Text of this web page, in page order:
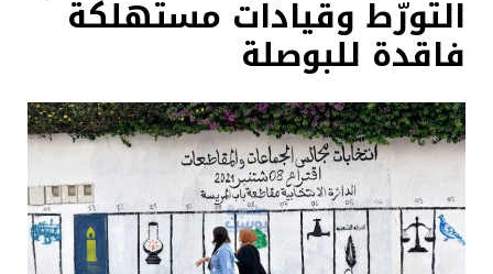
التورّط وقيادات مستهلكة
فاقدة للبوصلة